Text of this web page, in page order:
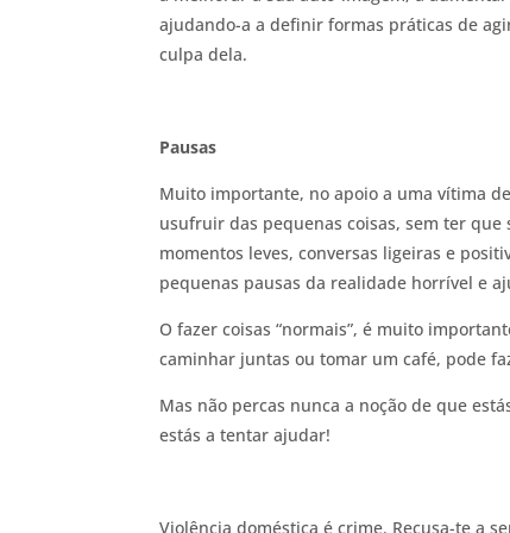
ajudando-a a definir formas práticas de
culpa dela.
Pausas
Muito importante, no apoio a uma vítima
usufruir das pequenas coisas, sem ter
momentos leves, conversas ligeiras e
pequenas pausas da realidade horrível e
O fazer coisas “normais”, é muito
caminhar juntas ou tomar um café, pode
Mas não percas nunca a noção de que
estás a tentar ajudar!
Violência doméstica é crime. Recusa-te a